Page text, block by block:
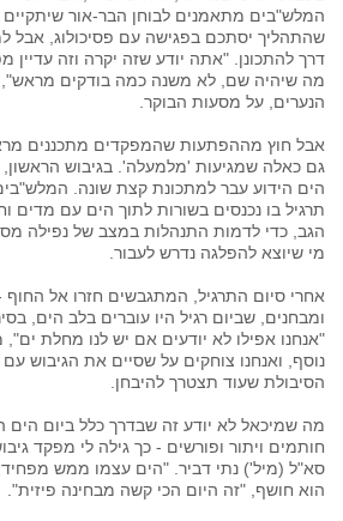
המלש"בים מתאמנים לבוחן הבר-אור שיתקיים
שהתהליך יסתכם בפגישה עם פסיכולוג, אבל
דרך להתכונן. "אתה יודע שזה יקרה וזה עדיין
מה שיהיה שם, לא משנה כמה בודקים מראש",
הנערים, על מסעות הבוקר.
אבל חוץ מההפתעות שהמפקדים מתכננים
גם כאלה שמגיעות 'מלמעלה'. בגיבוש הראשון,
הים הידוע עבר למתכונת קצת שונה.
תרגיל בו נכנסים בשורות לתוך הים עם מדים
הגב, כדי לדמות התנהלות במצב של נפילה
מי שיוצא להפלגה נדרש לעבור.
אחרי סיום התרגיל, המתגבשים חזרו אל
ומבחנים, שביום רגיל היו עוברים בלב הים,
"אנחנו אפילו לא יודעים אם יש לנו מחלת
נוסף, ואנחנו צוחקים על שסיים את הגיבוש
הסיבולת שעוד תצטרך להיבחן.
מה שמיכאל לא יודע זה שבדרך כלל ביום
סא"ל (מיל') נתי דביר. "הים עצמו ממש
הוא חושף, "זה היום הכי קשה מבחינה פיזית".